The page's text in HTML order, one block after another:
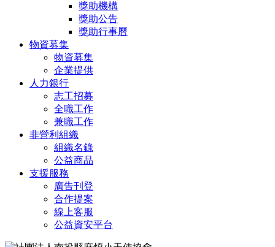
獎助機構
獎助公告
獎助行事曆
物資募集
物資募集
企業提供
人力銀行
志工招募
全職工作
兼職工作
非營利組織
組織名錄
公益商品
支援服務
廣告刊登
合作提案
線上客服
公益資安平台